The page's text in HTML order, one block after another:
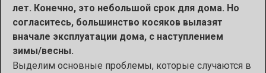
лет. Конечно, это небольшой срок для дома. Но
согласитесь, большинство косяков вылазят
вначале эксплуатации дома, с наступлением
зимы/весны.
Выделим основные проблемы, которые случаются в